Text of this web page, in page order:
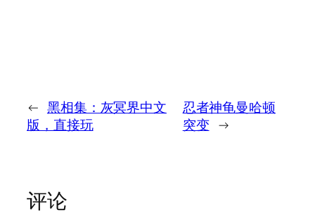
← 黑相集：灰冥界中文
版，直接玩
忍者神龟曼哈顿
突变 →
评论